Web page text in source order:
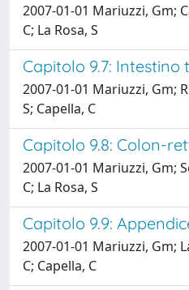
2007-01-01 Mariuzzi, Gm;
C; La Rosa, S
Capitolo 9.7: Intestino
2007-01-01 Mariuzzi, Gm;
S; Capella, C
Capitolo 9.8: Colon-
2007-01-01 Mariuzzi, Gm;
C; La Rosa, S
Capitolo 9.9:
2007-01-01 Mariuzzi, Gm;
C; Capella, C